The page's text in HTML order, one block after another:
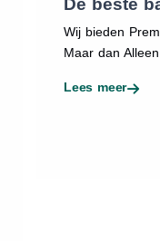
De beste
Wij bieden
Maar dan
Lees meer